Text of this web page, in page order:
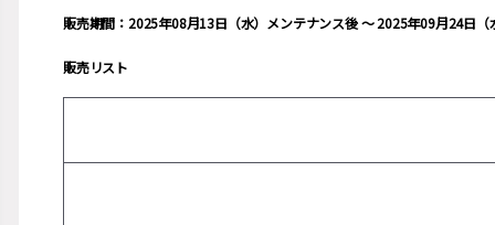
販売期間：2025年08月13日（水）メンテナンス後 ～ 2025年09月24日（
販売リスト